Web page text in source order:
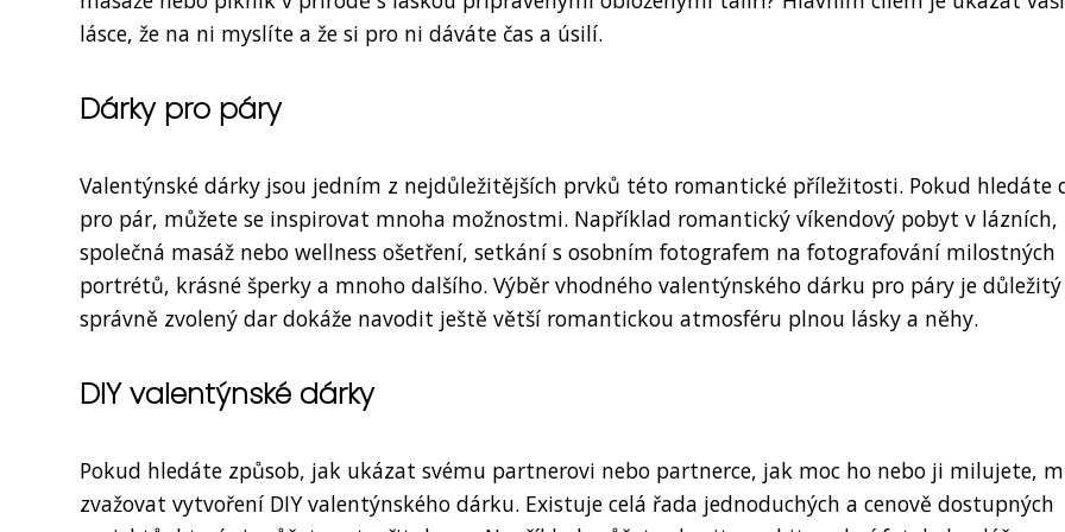
lásce, že na ni myslíte a že si pro ni dáváte čas a úsilí.
Dárky pro páry
Valentýnské dárky jsou jedním z nejdůležitějších prvků této romantické příležitosti. Pokud hledáte
pro pár, můžete se inspirovat mnoha možnostmi. Například romantický víkendový pobyt v lázních,
společná masáž nebo wellness ošetření, setkání s osobním fotografem na fotografování milostných
portrétů, krásné šperky a mnoho dalšího. Výběr vhodného valentýnského dárku pro páry je důležitý
správně zvolený dar dokáže navodit ještě větší romantickou atmosféru plnou lásky a něhy.
DIY valentýnské dárky
Pokud hledáte způsob, jak ukázat svému partnerovi nebo partnerce, jak moc ho nebo ji milujete,
zvažovat vytvoření DIY valentýnského dárku. Existuje celá řada jednoduchých a cenově dostupných